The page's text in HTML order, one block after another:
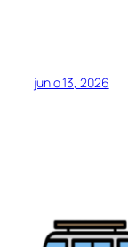
junio 13, 2026